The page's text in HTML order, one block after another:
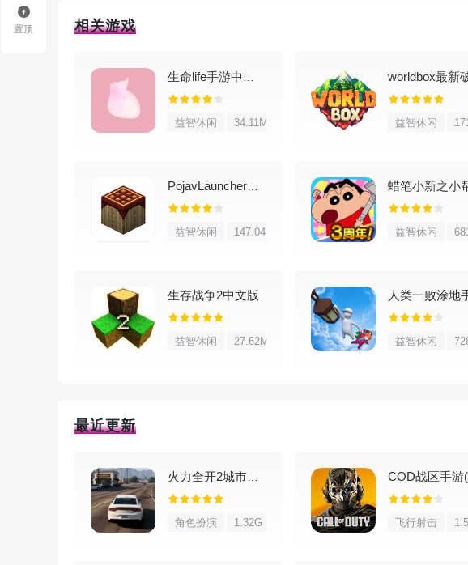
火星狂暴是个困难模式下会触发的入侵事件，会在石巨人被打败后出
级难缠的Boss——火星飞碟，打起来相当爽也相当虐心。
3、【PE版史上最大更新，最强冒险开启】
新Boss、新装备、新敌人、新事件、新环境、新建材……1.4可以说
敢把这些新东西全都探索一遍？游戏里现在还能挑战现阶段最强Boss—
4、【月总来袭 激战月之领主】
击败拜月会触发月亮事件，打掉拜月后世界的四个随机区域会各自
区域里每处都会出现一个星柱。你可以在小地图上看到代表每个星柱的图
这是款2D沙盒动作冒险游戏，角色随你定制好后，直接跳进一个完
去搞，未知的地方和危险的Boss等你去摸索。用手头资源按照自己的脑
1、打开泰拉瑞亚客户端，选好角色，进任意一个世界。
相关游戏
益智休闲 34.11M 益智休闲
益智休闲 147.04M 益智休闲
生存战争2中文版
益智休闲 27.62M 益智休闲
最近更新
角色扮演 1.32G 飞行射击
置顶